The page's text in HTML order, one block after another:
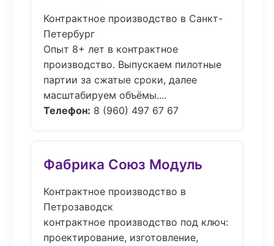
Контрактное производство в Санкт-
Петербург
Опыт 8+ лет в контрактное
производство. Выпускаем пилотные
партии за сжатые сроки, далее
масштабируем объёмы....
Телефон: 8 (960) 497 67 67
Фабрика Союз Модуль
Контрактное производство в
Петрозаводск
контрактное производство под ключ:
проектирование, изготовление,